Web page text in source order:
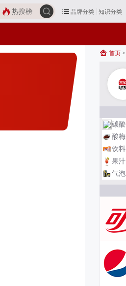
品牌分类 知识分类
热搜榜
首页 >
碳
酸
饮料
果汁
气